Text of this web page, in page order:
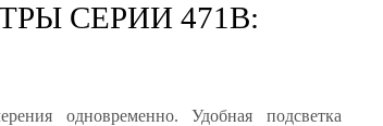
СЕРИИ 471B:
одновременно. Удобная подсветка